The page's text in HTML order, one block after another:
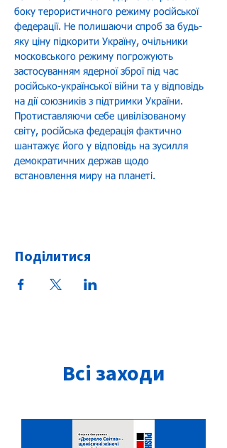
боку терористичного режиму російської
федерації. Не полишаючи спроб за будь-
яку ціну підкорити Україну, очільники
московського режиму погрожують
застосуванням ядерної зброї під час
російсько-української війни та у відповідь
на дії союзників з підтримки України.
Протиставляючи себе цивілізованому
світу, російська федерація фактично
шантажує його у відповідь на зусилля
демократичних держав щодо
встановлення миру на планеті.
Поділитися
Всі заходи